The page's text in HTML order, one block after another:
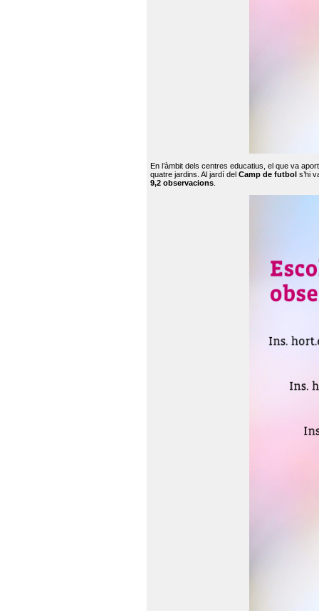
En l’àmbit dels centres educatius, el que va
quatre jardins. Al jardí del Camp de futbol s’hi
9,2 observacions